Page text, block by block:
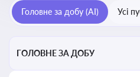
Головне за добу (AI) Усі
ГОЛОВНЕ ЗА ДОБУ